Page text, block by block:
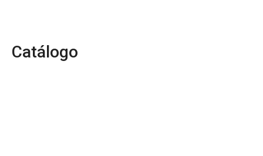
Catálogo